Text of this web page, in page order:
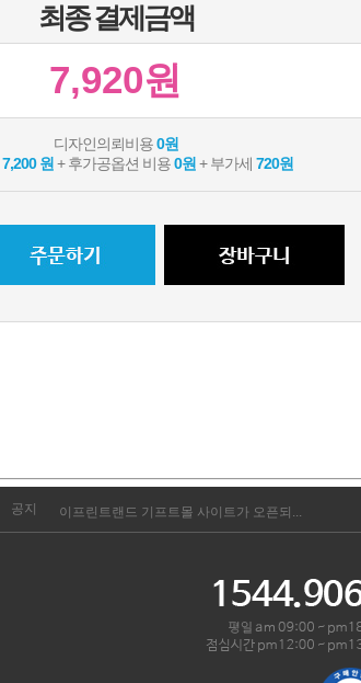
최종 결제금액
7,920원
디자인의뢰비용0원
7,200 원 + 후가공옵션 비용0원 + 부가세 720원
공지 이프린트랜드 기프트몰 사이트가 오픈되...
이프린트랜드 기프트몰 사이트가 오픈되었습..
공지사항을 참고 해주세요.